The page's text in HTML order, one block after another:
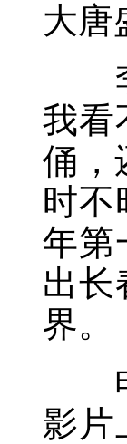
大唐
李
我看
俑，
时不
年第
出长
界。
电
影片